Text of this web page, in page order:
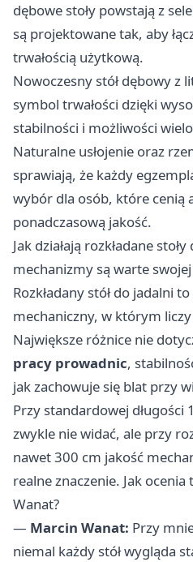
dębowe stoły powstają z
są projektowane tak, aby
trwałością użytkową.
Nowoczesny stół dębowy z
symbol trwałości dzięki
stabilności i możliwości
Naturalne usłojenie oraz
sprawiają, że każdy
wybór dla osób, które cenią
ponadczasową jakość.
Jak działają rozkładane
mechanizmy są warte
Rozkładany stół do jadalni
mechaniczny, w którym
Największe różnice nie
pracy prowadnic,
jak zachowuje się blat przy
Przy standardowej
zwykle nie widać, ale przy
nawet 300 cm jakość
realne znaczenie. Jak
Wanat?
— Marcin Wanat: Przy
niemal każdy stół wygląda